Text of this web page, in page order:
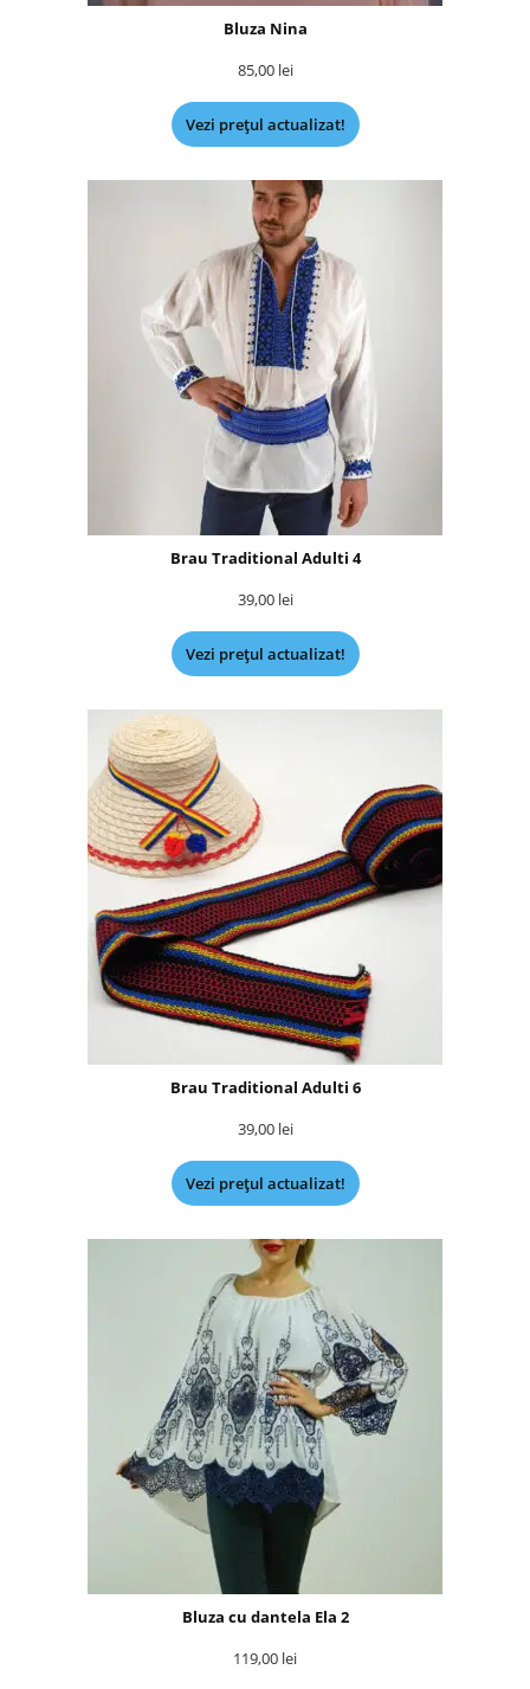
Bluza Nina
85,00 lei
Vezi prețul actualizat!
Brau Traditional Adulti 4
39,00 lei
Vezi prețul actualizat!
Brau Traditional Adulti 6
39,00 lei
Vezi prețul actualizat!
Bluza cu dantela Ela 2
119,00 lei